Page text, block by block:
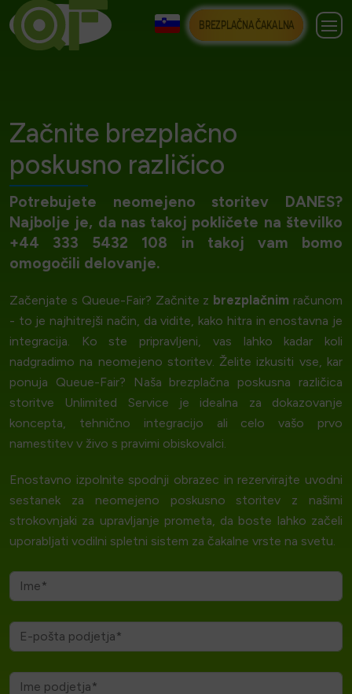
BREZPLAČNA ČAKALNA
Začnite brezplačno
poskusno različico
Potrebujete neomejeno storitev DANES?
Najbolje je, da nas takoj pokličete na številko
+44 333 5432 108 in takoj vam bomo
omogočili delovanje.
Začenjate s Queue-Fair? Začnite z brezplačnim računom
- to je najhitrejši način, da vidite, kako hitra in enostavna je
integracija. Ko ste pripravljeni, vas lahko kadar koli
nadgradimo na neomejeno storitev. Želite izkusiti vse, kar
ponuja Queue-Fair? Naša brezplačna poskusna različica
storitve Unlimited Service je idealna za dokazovanje
koncepta, tehnično integracijo ali celo vašo prvo
namestitev v živo s pravimi obiskovalci.
Enostavno izpolnite spodnji obrazec in rezervirajte uvodni
sestanek za neomejeno poskusno storitev z našimi
strokovnjaki za upravljanje prometa, da boste lahko začeli
uporabljati vodilni spletni sistem za čakalne vrste na svetu.